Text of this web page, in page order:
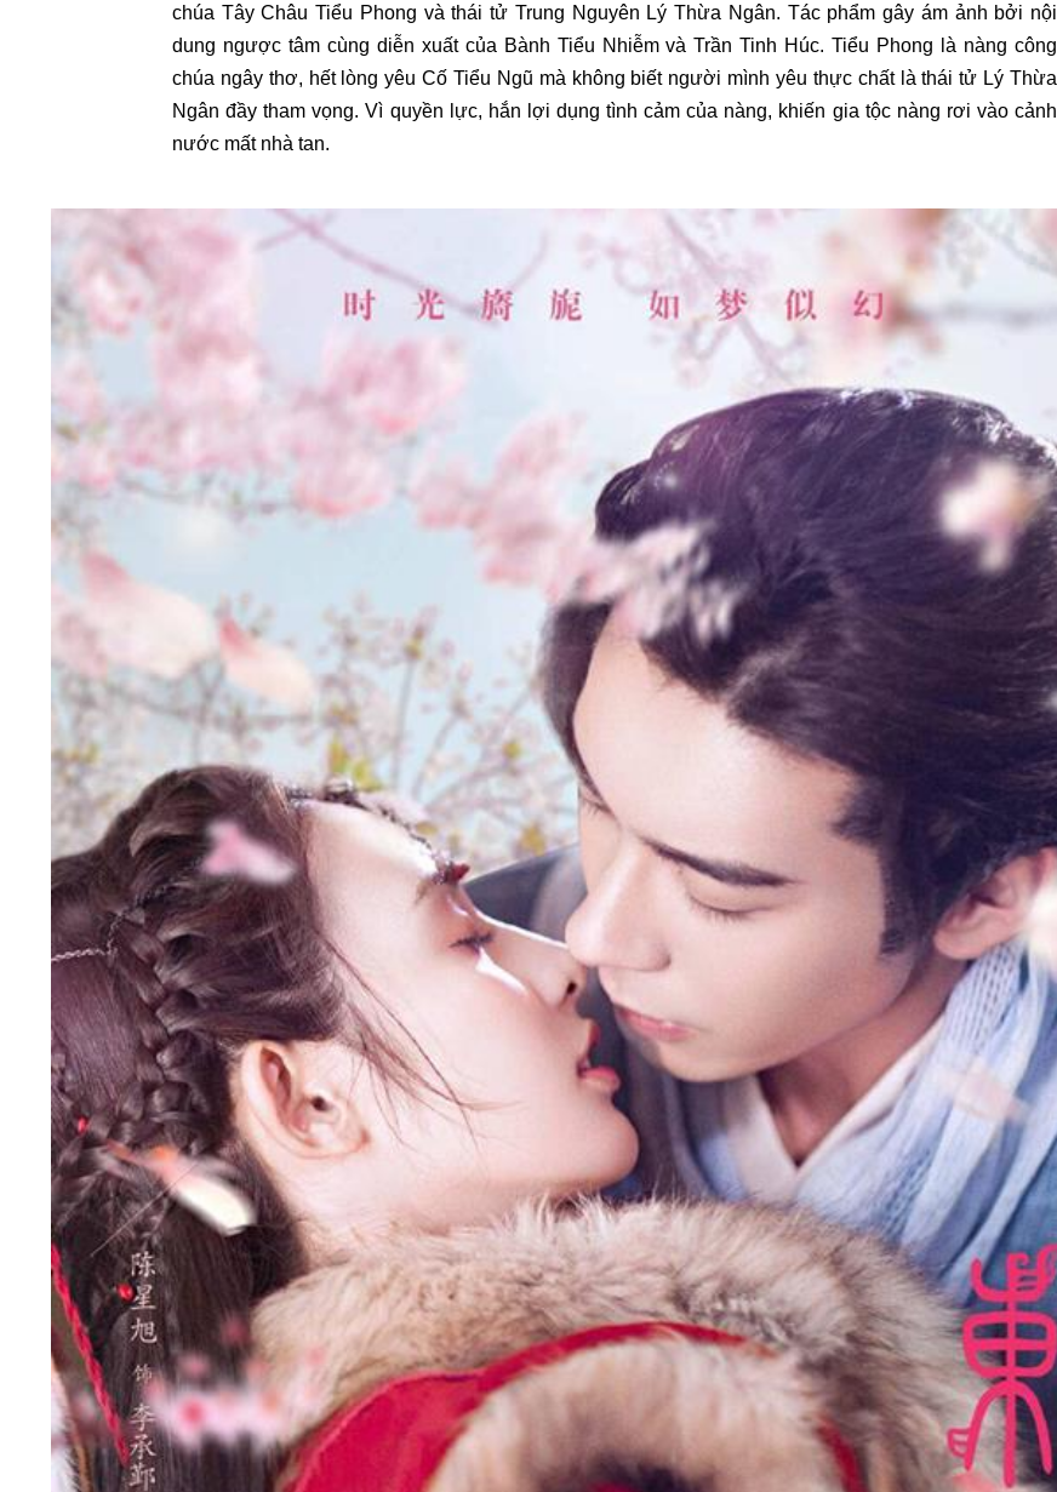
chúa Tây Châu Tiểu Phong và thái tử Trung Nguyên Lý Thừa Ngân. Tác phẩm gây ám ảnh bởi nội
dung ngược tâm cùng diễn xuất của Bành Tiểu Nhiễm và Trần Tinh Húc. Tiểu Phong là nàng công
chúa ngây thơ, hết lòng yêu Cố Tiểu Ngũ mà không biết người mình yêu thực chất là thái tử Lý Thừa
Ngân đầy tham vọng. Vì quyền lực, hắn lợi dụng tình cảm của nàng, khiến gia tộc nàng rơi vào cảnh
nước mất nhà tan.